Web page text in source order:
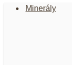
Minerály